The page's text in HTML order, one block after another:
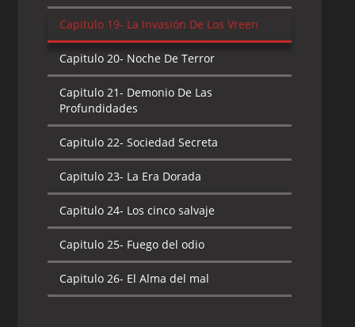
Capitulo 21-
Maravilloso y delicioso
mundo de la Carne
Capitulo 22- A la caza de la ciudadela de
Capitulo 23-Congelados
Capitulo 24- La amenaza del Rey
Capitulo 19- La Invasión De Los Vreen
Capitulo 20- Noche De Terror
Capitulo 21- Demonio De Las
Profundidades
Capitulo 22- Sociedad Secreta
Capitulo 23- La Era Dorada
Capitulo 24- Los cinco salvaje
Capitulo 25- Fuego del odio
Capitulo 26- El Alma del mal